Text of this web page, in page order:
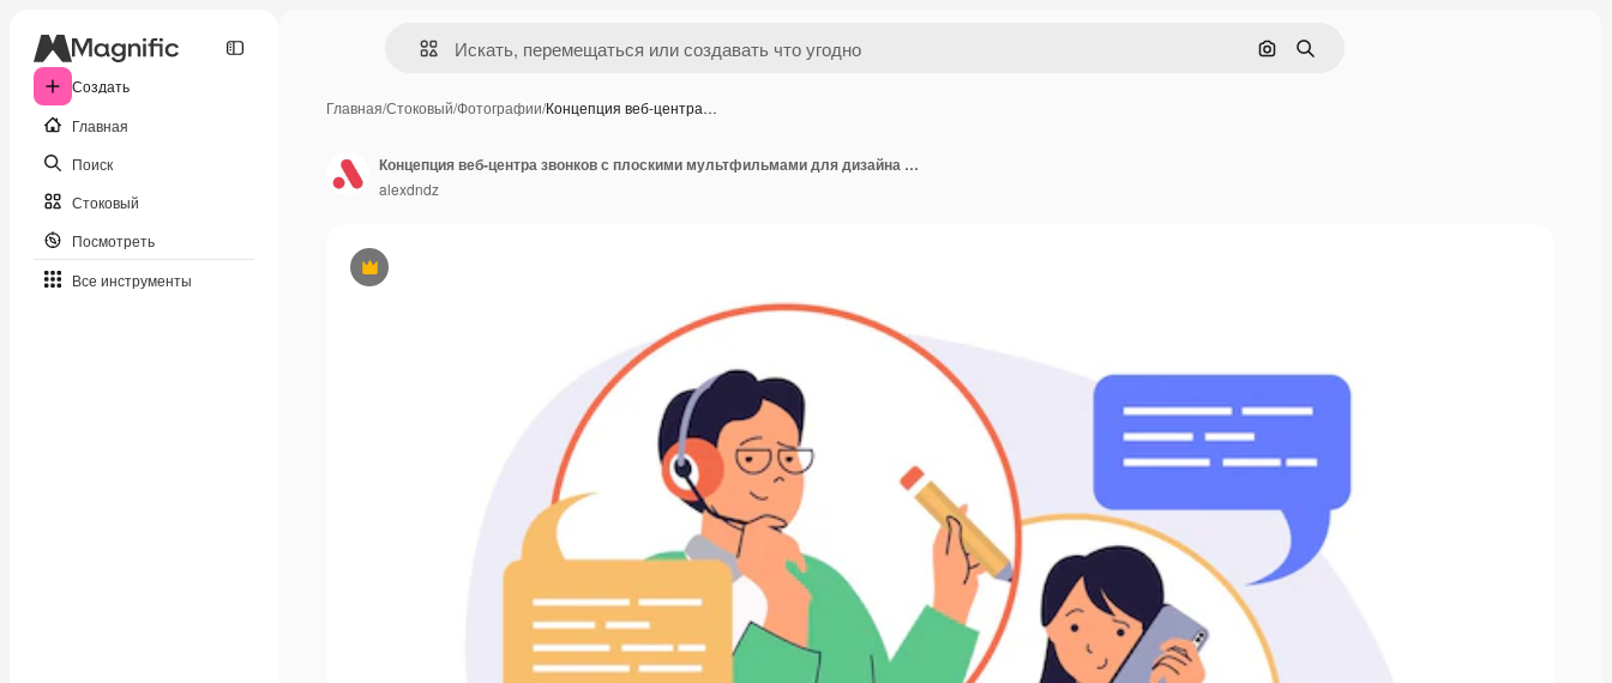
Создать
Главная
Поиск
Стоковый
Посмотреть
Все инструменты
Поиск по изображению
Поиск
Главная/Стоковый/Фотографии/Концепция веб-центра…
Премиум
Концепция веб-центра звонков с плоскими мультфильмами для дизайна веб-сайта
alexdndz